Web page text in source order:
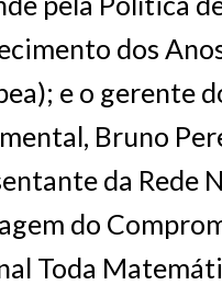
dos
e o gerente
Bruno
da Rede
do
Toda